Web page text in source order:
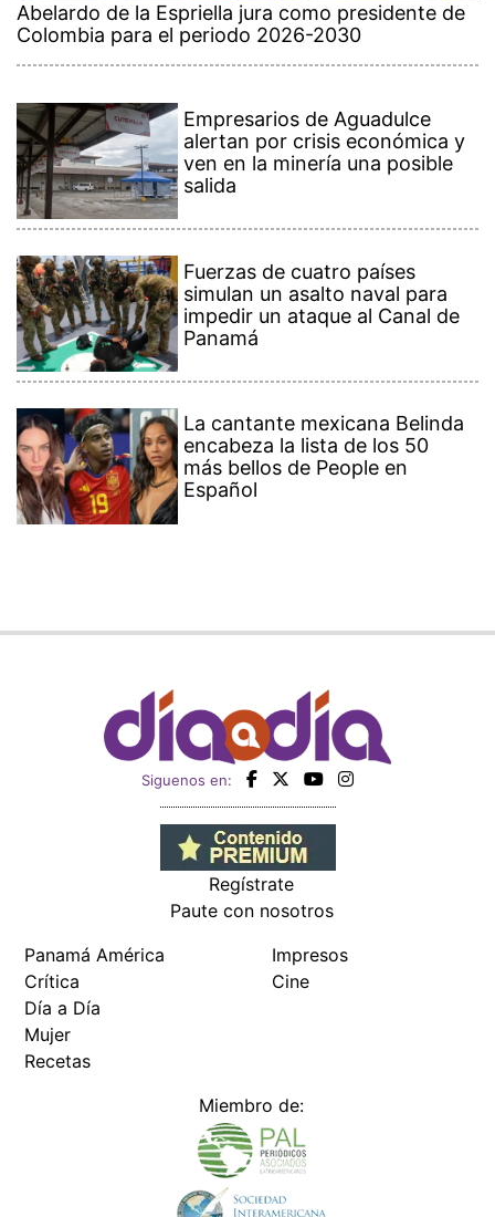
Abelardo de la Espriella jura como presidente de
Colombia para el periodo 2026-2030
Empresarios de Aguadulce
alertan por crisis económica y
ven en la minería una posible
salida
Fuerzas de cuatro países
simulan un asalto naval para
impedir un ataque al Canal de
Panamá
La cantante mexicana Belinda
encabeza la lista de los 50
más bellos de People en
Español
Siguenos en:
Regístrate
Paute con nosotros
Panamá América
Crítica
Día a Día
Mujer
Recetas
Impresos
Cine
Miembro de: